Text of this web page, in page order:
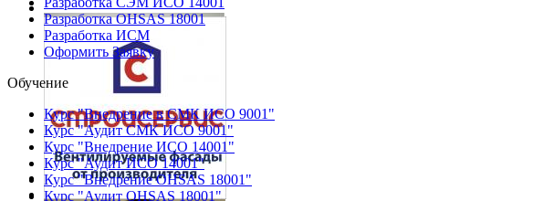
Разработка OHSAS 18001
Разработка ИСМ
Оформить Заявку
Обучение
Курс "Внедрение в СМК ИСО 9001"
Курс "Аудит СМК ИСО 9001"
Курс "Внедрение ИСО 14001"
Курс "Аудит ИСО 14001"
Курс "Внедрение OHSAS 18001"
Курс "Аудит OHSAS 18001"